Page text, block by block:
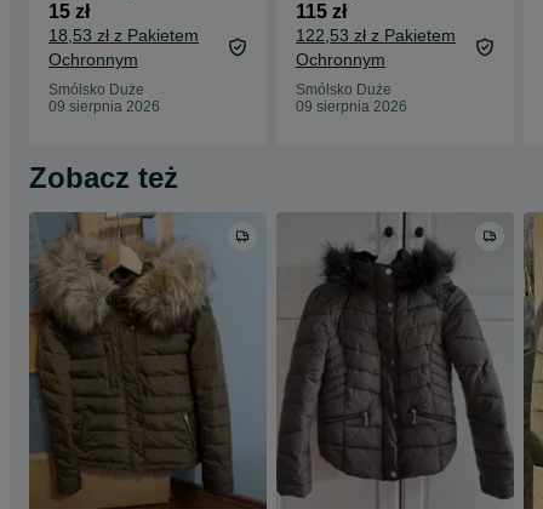
15 zł
18,53 zł z Pakietem
Ochronnym
Smólsko Duże
09 sierpnia 2026
dziewczynki
115 zł
122,53 zł z Pakietem
Ochronnym
Smólsko Duże
09 sierpnia 2026
Zobacz też